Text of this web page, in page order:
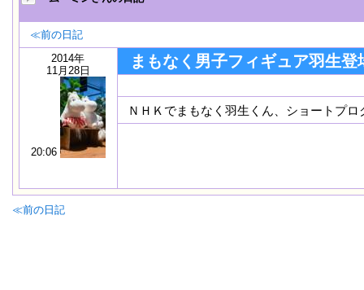
≪前の日記
2014年
11月28日
20:06
まもなく男子フィギュア羽生登
ＮＨＫでまもなく羽生くん、ショートプロ
≪前の日記